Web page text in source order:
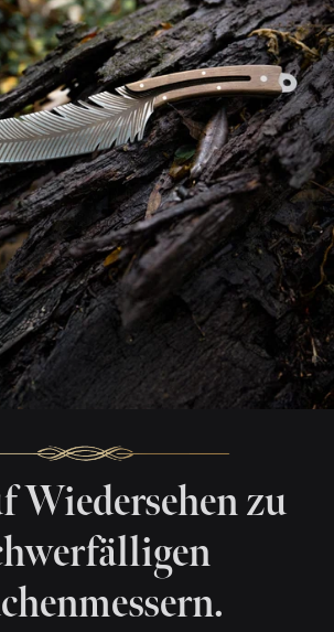
Wiedersehen zu